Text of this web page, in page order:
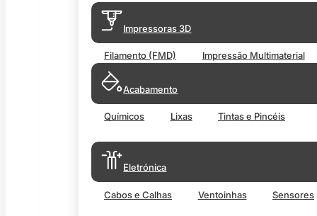
Impressoras 3D
Filamento (FMD) Impressão Multimaterial
Acabamento
Químicos Lixas Tintas e Pincéis
Eletrónica
Cabos e Calhas Ventoinhas Sensores